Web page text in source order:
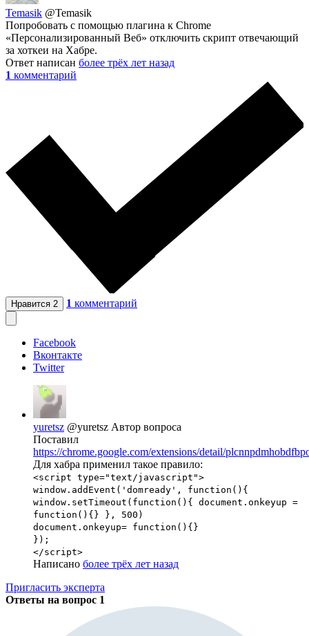
Temasik @Temasik
Попробовать с помощью плагина к Chrome
«Персонализированный Веб» отключить скрипт отвечающий
за хоткеи на Хабре.
Ответ написан более трёх лет назад
1 комментарий
Нравится 2 1 комментарий
Facebook
Вконтакте
Twitter
yuretsz @yuretsz Автор вопроса
Поставил
https://chrome.google.com/extensions/detail/
Для хабра применил такое правило:
<script type="text/javascript">
window.addEvent('domready', function(){
window.setTimeout(function(){ document.onkeyup =
function(){} }, 500)
document.onkeyup= function(){}
});
</script>
Написано более трёх лет назад
Пригласить эксперта
Ответы на вопрос 1